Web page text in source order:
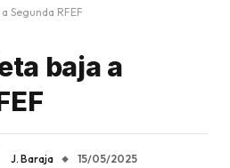
Segunda RFEF
baja a
J. Baraja 15/05/2025